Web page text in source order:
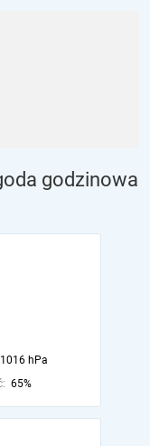
godzinowa
1016 hPa
65%